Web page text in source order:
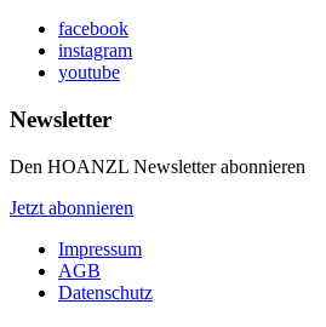
facebook
instagram
youtube
Newsletter
Den HOANZL Newsletter abonnieren
Jetzt abonnieren
Impressum
AGB
Datenschutz